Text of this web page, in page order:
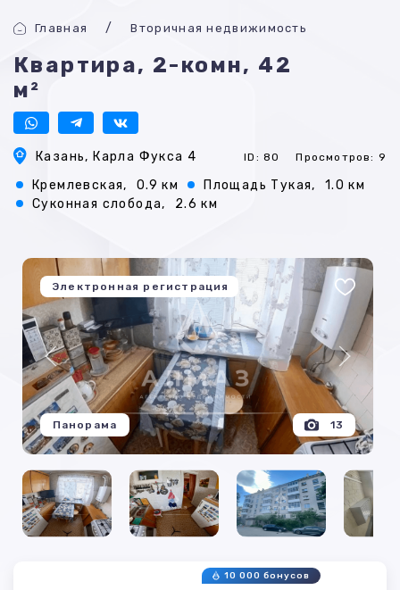
Главная Вторичная недвижимость
Квартира, 2-комн, 42
м²
Казань, Карла Фукса 4 ID: 80 Просмотров: 9
Кремлевская, 0.9 км Площадь Тукая,
1.0 км
Суконная слобода,
2.6 км
Электронная регистрация
13
Панорама
10 000 бонусов